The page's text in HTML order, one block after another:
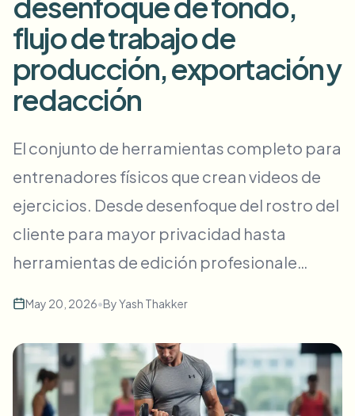
Cambio de cara - Video
Inteligencia de video
Procesa muchos vídeos de una vez
Desenfoque masivo de rostros
Pipelines de alto rendimiento
Desenfocar cualquier cosa
Zonas empresariales, políticas y revisión
Formulario de contacto
Inteligencia de video
Eliminación de fondo en masa
flujo de trabajo de
producción, exportación y
redacción
El conjunto de herramientas completo para
entrenadores físicos que crean videos de
ejercicios. Desde desenfoque del rostro del
cliente para mayor privacidad hasta
herramientas de edición profesionale…
May 20, 2026•ByYash Thakker